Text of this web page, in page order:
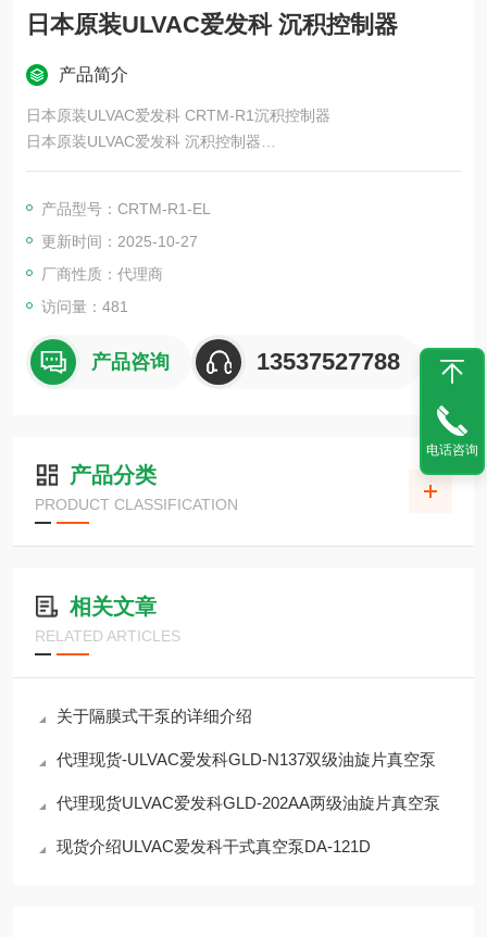
日本原装ULVAC爱发科 沉积控制器
产品简介
日本原装ULVAC爱发科 CRTM-R1沉积控制器
日本原装ULVAC爱发科 沉积控制器
测量和控制膜厚及沉积速率的装置。它利用石英晶体振荡器检测
薄膜沉积过程中的质量变化，并计算出准确的膜厚。这在有机器
件、半导体和光学器件等需要精确膜厚的领域，有助于提高质量
和生产效率。
产品型号：CRTM-R1-EL
更新时间：2025-10-27
厂商性质：代理商
访问量：481
产品咨询 13537527788
产品分类
PRODUCT CLASSIFICATION
相关文章
RELATED ARTICLES
关于隔膜式干泵的详细介绍
代理现货-ULVAC爱发科GLD-N137双级油旋片真空泵
代理现货ULVAC爱发科GLD-202AA两级油旋片真空泵
现货介绍ULVAC爱发科干式真空泵DA-121D
电话咨询